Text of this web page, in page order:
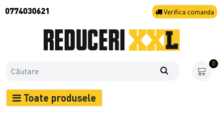
0774030621 Verifica comanda
0
Toate produsele